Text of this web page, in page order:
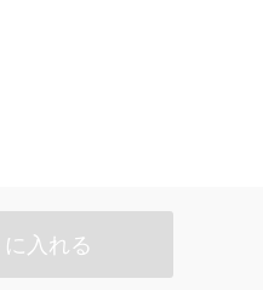
に入れる